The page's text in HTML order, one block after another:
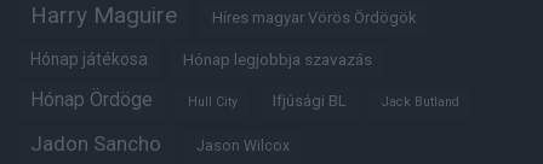
Harry Maguire Híres magyar Vörös Ördögök
Hónap játékosa Hónap legjobbja szavazás
Hónap Ördöge Hull City Ifjúsági BL Jack Butland
Jadon Sancho Jason Wilcox